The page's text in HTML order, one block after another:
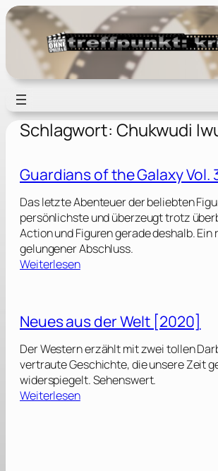
Zum
Inhalt
springen
Schlagwort: Chukwudi
Guardians of the Galaxy Vol.
Das letzte Abenteuer der beliebten
persönlichste und überzeugt trotz
Action und Figuren gerade deshalb. Ein
gelungener Abschluss.
Weiterlesen:
r
i
a
n
s
Neues aus der Welt [2020]
Der Western erzählt mit zwei tollen
vertraute Geschichte, die unsere Zeit
widerspiegelt. Sehenswert.
Weiterlesen: